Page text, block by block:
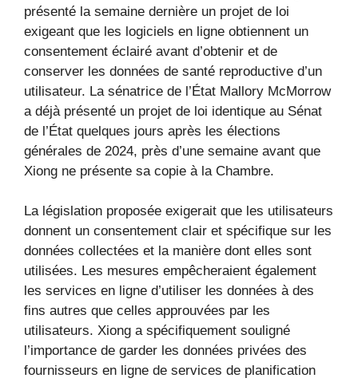
présenté la semaine dernière un projet de loi
exigeant que les logiciels en ligne obtiennent un
consentement éclairé avant d’obtenir et de
conserver les données de santé reproductive d’un
utilisateur. La sénatrice de l’État Mallory McMorrow
a déjà présenté un projet de loi identique au Sénat
de l’État quelques jours après les élections
générales de 2024, près d’une semaine avant que
Xiong ne présente sa copie à la Chambre.
La législation proposée exigerait que les utilisateurs
donnent un consentement clair et spécifique sur les
données collectées et la manière dont elles sont
utilisées. Les mesures empêcheraient également
les services en ligne d’utiliser les données à des
fins autres que celles approuvées par les
utilisateurs. Xiong a spécifiquement souligné
l’importance de garder les données privées des
fournisseurs en ligne de services de planification